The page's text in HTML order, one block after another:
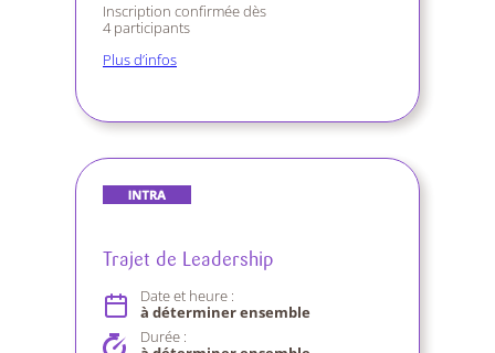
Inscription confirmée dès
4 participants
Plus d’infos
Trajet de Leadership
Date et heure :
à déterminer ensemble
Durée :